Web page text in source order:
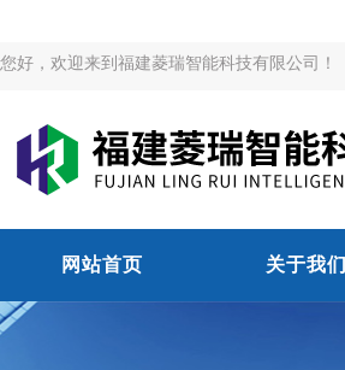
您好，欢迎来到福建菱瑞智能科技有限公司！
网站首页 关于我们